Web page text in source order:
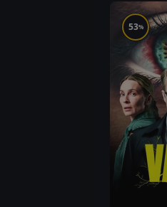
53%